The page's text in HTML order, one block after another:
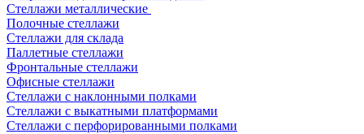
Стеллажи металлические
Полочные стеллажи
Стеллажи для склада
Паллетные стеллажи
Фронтальные стеллажи
Офисные стеллажи
Стеллажи с наклонными полками
Стеллажи с выкатными платформами
Стеллажи с перфорированными полками